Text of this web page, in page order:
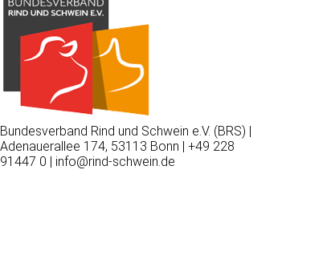
Bundesverband Rind und Schwein e.V. (BRS) |
Adenauerallee 174, 53113 Bonn | +49 228
91447 0 | info@rind-schwein.de